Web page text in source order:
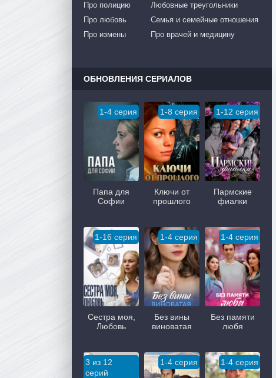
Про полицию
Про любовь
Про измены
Любовные треугольники
Семья и семейные отношения
Про врачей и медицину
ОБНОВЛЕНИЯ СЕРИАЛОВ
1-4 серия
Папа для
Софии
1-8 серия
Ключи от
прошлого
1-12 серия
Пармские
фиалки
1-16 серия
Сестра моя,
Любовь
1-4 серия
Без вины
виноватая
1-4 серия
Без памяти
любя
3 из 12
серий
1-4 серия 1-4 серия